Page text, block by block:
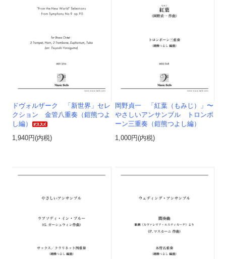
ドヴォルザーク 「新世界」セレ
クション 金管八重奏（鎧熊つよ
し編）
1,940円(内税)
岡野貞一 「紅葉（もみじ）」〜
やさしいアンサンブル トロンボ
ーン三重奏（鎧熊つよし編）
1,000円(内税)